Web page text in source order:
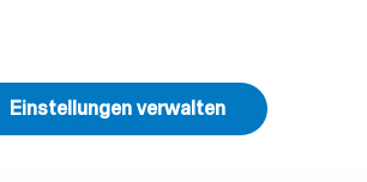
Einstellungen verwalten
R&D Mechanical Engineer
Switchgear